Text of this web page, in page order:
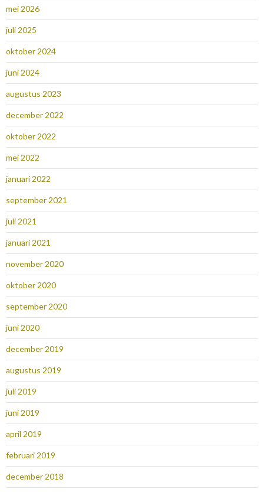
mei 2026
juli 2025
oktober 2024
juni 2024
augustus 2023
december 2022
oktober 2022
mei 2022
januari 2022
september 2021
juli 2021
januari 2021
november 2020
oktober 2020
september 2020
juni 2020
december 2019
augustus 2019
juli 2019
juni 2019
april 2019
februari 2019
december 2018